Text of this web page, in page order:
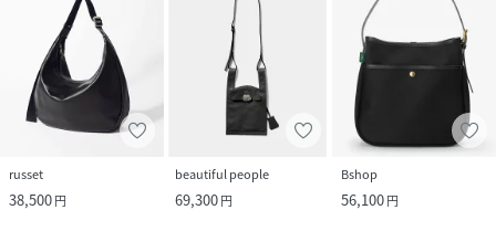
russet
38,500円
beautiful people
69,300円
Bshop
56,100円